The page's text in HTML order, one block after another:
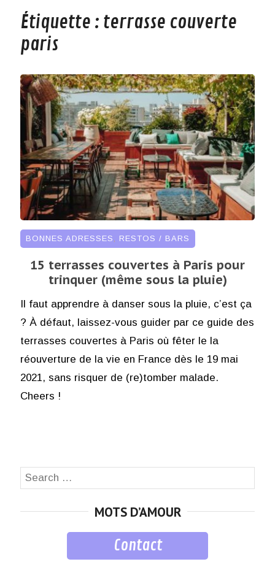
Étiquette : terrasse couverte
paris
BONNES ADRESSES RESTOS / BARS
15 terrasses couvertes à Paris pour
trinquer (même sous la pluie)
Il faut apprendre à danser sous la pluie, c’est ça
? À défaut, laissez-vous guider par ce guide des
terrasses couvertes à Paris où fêter le la
réouverture de la vie en France dès le 19 mai
2021, sans risquer de (re)tomber malade.
Cheers !
Search
MOTS D’AMOUR
Contact